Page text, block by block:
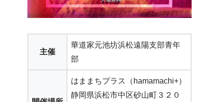
主催
華道家元池坊浜松遠陽支部青年
部
はままちプラス（hamamachi+）
静岡県浜松市中区砂山町３２０